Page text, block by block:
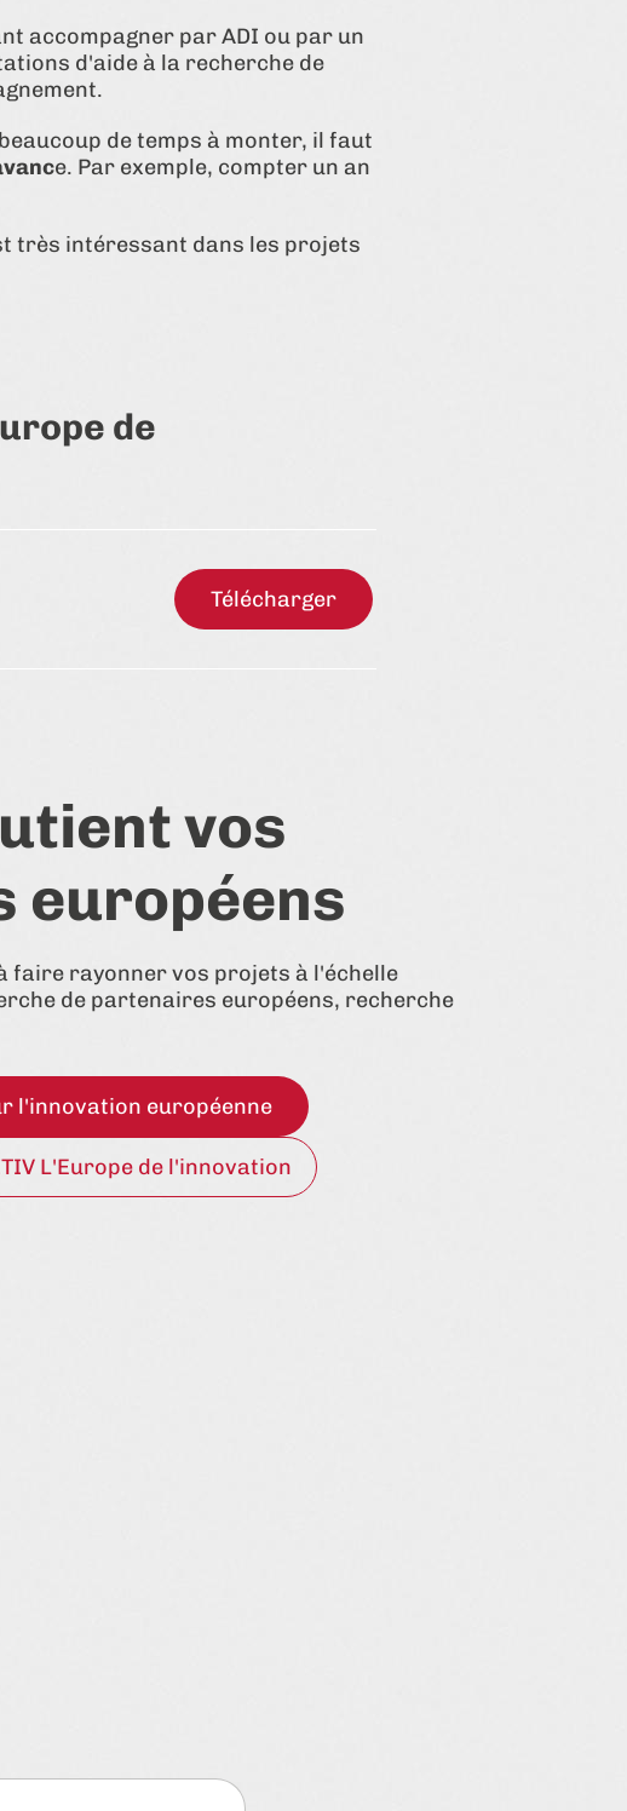
accompagner par ADI ou par un
d'aide à la recherche de
de temps à monter, il faut
e. Par exemple, compter un an
très intéressant dans les projets
de
Télécharger
vos
européens
faire rayonner vos projets à l'échelle
de partenaires européens, recherche
l'innovation européenne
L'Europe de l'innovation